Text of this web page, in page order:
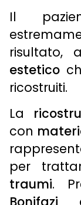
Il
risultato,
estetico
ricostruiti.
La
con
per
traumi.